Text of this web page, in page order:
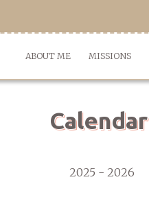
ABOUT ME MISSIONS
Calendar
2025 - 2026